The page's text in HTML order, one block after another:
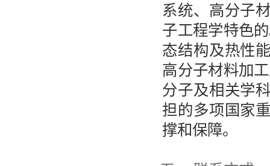
系统、高分子
子工程学特色的
态结构及热性
高分子材料加
分子及相关学
担的多项国家
撑和保障。